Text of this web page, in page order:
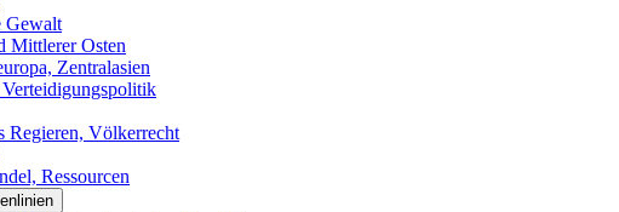
Gewalt
Mittlerer Osten
Zentralasien
Regieren, Völkerrecht
Ressourcen